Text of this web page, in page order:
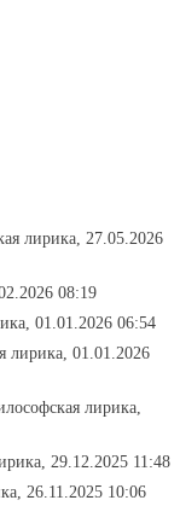
лирика, 27.05.2026
08:19
01.01.2026 06:54
лирика, 01.01.2026
лирика,
29.12.2025 11:48
26.11.2025 10:06